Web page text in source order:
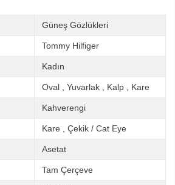
Güneş Gözlükleri
Tommy Hilfiger
Kadın
Oval Yuvarlak Kalp Kare
Kahverengi
Kare Çekik / Cat Eye
Asetat
Tam Çerçeve